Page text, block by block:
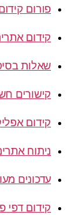
פורום
קידום
שאלות
קישורים
קידום
ניתוח
עדכונים
קידום דפי